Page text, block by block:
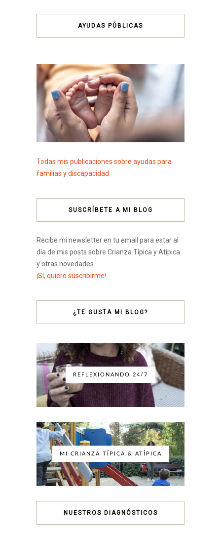
AYUDAS PÚBLICAS
Todas mis publicaciones sobre ayudas para
familias y discapacidad
SUSCRÍBETE A MI BLOG
Recibe mi newsletter en tu email para estar al
día de mis posts sobre Crianza Típica y Atípica
y otras novedades.
¡Sí, quiero suscribirme!
¿TE GUSTA MI BLOG?
REFLEXIONANDO 24/7
MI CRIANZA TÍPICA & ATÍPICA
NUESTROS DIAGNÓSTICOS